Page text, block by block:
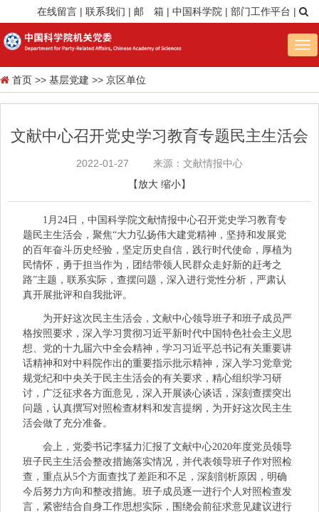
在线留言 | 联系我们 | 邮 箱 | 中国科学院 | 部门工作平台 |
首页 >> 基层党建 >> 京区单位
文献中心召开党史学习教育专题民主生活会
2022-01-27
来源：文献情报中心
【放大 缩小】
1月24日，中国科学院文献情报中心召开党史学习教育专
题民主生活会，聚焦“大力弘扬伟大建党精神，坚持和发展党
的百年奋斗历史经验，坚定历史自信，践行时代使命，厚植为
民情怀，勇于担当作为，团结带领人民群众走好新的赶考之
路”主题，联系实际，查摆问题，深入进行党性分析，严肃认
真开展批评和自我批评。
为开好这次民主生活会，文献中心领导班子和班子成员严
格按照要求，深入学习贯彻习近平新时代中国特色社会主义思
想、党的十九届六中全会精神，学习习近平总书记有关重要讲
话精神和对中科院作出的重要指示批示精神，深入学习党章党
规党纪和中央关于民主生活会的有关要求，精心组织学习研
讨，广泛征求各方面意见，深入开展谈心谈话，深刻查摆突出
问题，认真撰写对照检查材料和发言提纲，为开好这次民主生
活会做了充分准备。
会上，党委书记李猛力汇报了文献中心2020年度党员领导
班子民主生活会整改措施落实情况，并代表领导班子作对照检
查，重点从5个方面查找了差距和不足，深刻剖析原因，明确
今后努力方向和整改措施。班子成员逐一进行个人对照检查发
言，紧密结合自身工作思想实际，围绕会前征求意见建议进行